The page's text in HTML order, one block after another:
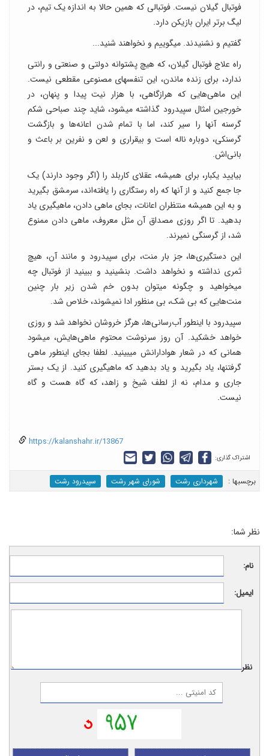
فوتبال گیلان نیست. فوتبالی که همین حالا به اندازه یک تیم، در
لیگ برتر ایران بازیکن دارد.
گفتیم و نشنیدند. میگوییم و نخواهند شنید...
راه علاج فوتبال گیلان، که هیچ پشتوانه دولتی و صنعتی و رانتی
ندارد، برای زنده ماندن، این تنفسهای مصنوعی مقطعی نیست.
این ماهی‌هایی که هرازگاهی، با هزار نیت پیدا و پنهان، در
خورجین امثال سپیدرود گذاشته میشود، شاید چند صباحی شکم
گرسنه آنها را سیر کند، اما با تمام شدن اعانه‌ها و بازگشت
گرسنکی، دوباره ناله است و بیقراری و لعن و نفرین بر باعث و
بانی‌اش.
بیایید یکبار، برای همیشه، عقلای کاربلد را (اگر وجود دارند) یک
جا جمع کنید و از آنها که راه رستگاری را یافته‌اند، سرمشق بگیرید
و به این همیشه منتظران اعانات، بجای ماهی دادن، ماهیگیری یاد
بدهید. تا اگر روزی مصداق آن مثل معروف، ماهی دادن ممنوع
شد، از گرسنگی نمیرند.
این دستگیری‌ها، جز بار منت، برای سپیدرود و مانند آن، هیچ
ثمری نداشته و نخواهد داشت. بنشینید و ببینید از فوتبال چه
میخواهید و چگونه میتوان بدون خم شدن زیر بار چنین
منت‌هایی که بی شک، بی منظور ادا نمیشوند، خلاص شد.
سپیدرود با اینطور آب‌رسانی‌ها، هرگز خروشان نخواهد شد و روزی
خواهد خشکید. آن روز سرنوشت محتوم ماهی‌هایش، میشود
همانی که در شعار هوادارانش میبینید. لطفا بجای اینطور ماهی
گرفتنها، یاد بگیرید و یاد بدهید که ماهیگیری کنید. از یک بستر
جاری و مدام، نه از لطف شیخ و زاهد، که گاه هست و گاه
نیست.
https://kalanshahr.ir/13867
اشتراک گذاری:
برچسب‎ها : شهرداری رشت شورای شهر رشت سپیدرود رشت
نظر شما:
نام:
ایمیل:
نظر: